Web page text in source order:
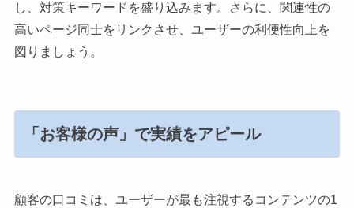
し、対策キーワードを盛り込みます。さらに、関連性の
高いページ同士をリンクさせ、ユーザーの利便性向上を
図りましょう。
「お客様の声」で実績をアピール
顧客の口コミは、ユーザーが最も注視するコンテンツの1